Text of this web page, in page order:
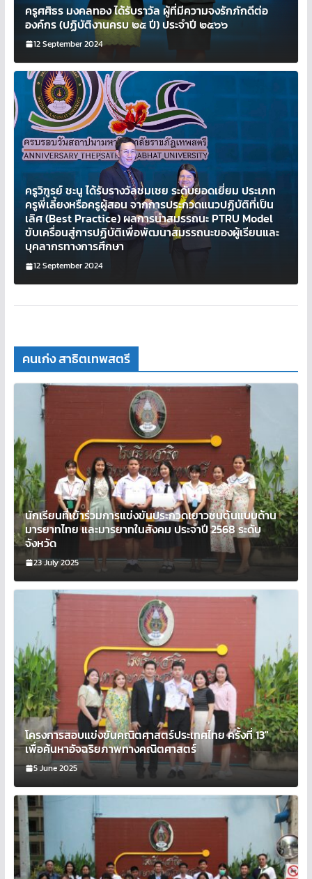
ครูศศิธร มงคลทอง ได้รับราวัล ผู้ที่มีความจงรักภักดีต่อ
องค์กร (ปฏิบัติงานครบ ๒๕ ปี) ประจำปี ๒๕๖๖
12 September 2024
ครูวิฑูรย์ ชะนู ได้รับรางวัลชมเชย ระดับยอดเยี่ยม ประเภท
ครูพี่เลี้ยงหรือครูผู้สอน จากการประกวดแนวปฏิบัติที่เป็น
เลิศ (Best Practice) ผลการนำสมรรถนะ PTRU Model
ขับเครื่อนสู่การปฏิบัติเพื่อพัฒนาสมรรถนะของผู้เรียนและ
บุคลากรทางการศึกษา
12 September 2024
คนเก่ง สาธิตเทพสตรี
นักเรียนที่เข้าร่วมการแข่งขันประกวดเยาวชนต้นแบบด้าน
มารยาทไทย และมารยาทในสังคม ประจำปี 2568 ระดับ
จังหวัด
23 July 2025
โครงการสอบแข่งขันคณิตศาสตร์ประเทศไทย ครั้งที่ 13″
เพื่อค้นหาอัจฉริยภาพทางคณิตศาสตร์
5 June 2025